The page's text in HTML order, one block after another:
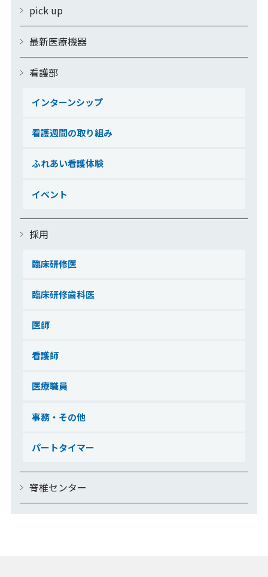
pick up
最新医療機器
看護部
インターンシップ
看護週間の取り組み
ふれあい看護体験
イベント
採用
臨床研修医
臨床研修歯科医
医師
看護師
医療職員
事務・その他
パートタイマー
脊椎センター